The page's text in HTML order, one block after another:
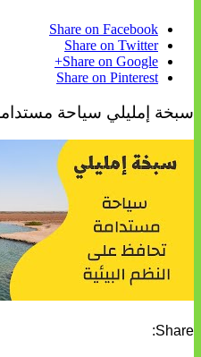
Share on Facebook
Share on Twitter
Share on Google+
Share on Pinterest
سبخة إمليلي سياحة
Share: